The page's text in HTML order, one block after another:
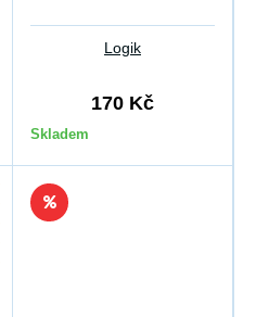
Logik
170 Kč
Skladem